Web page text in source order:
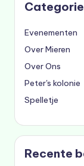
Evenementen
Over Mieren
Over Ons
Peter's kolonie
Spelletje
Recente